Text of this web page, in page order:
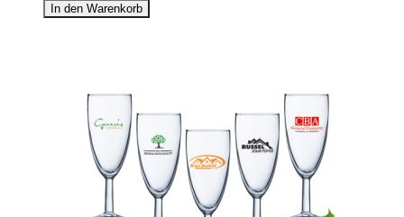
In den Warenkorb